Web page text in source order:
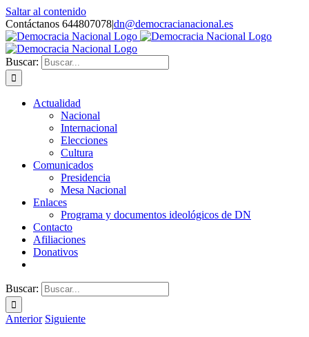
Saltar al contenido
Contáctanos 644807078|dn@democracianacional.es
Buscar:
Actualidad
Nacional
Internacional
Elecciones
Cultura
Comunicados
Presidencia
Mesa Nacional
Enlaces
Programa y documentos ideológicos de DN
Contacto
Afiliaciones
Donativos
Buscar:
Anterior Siguiente